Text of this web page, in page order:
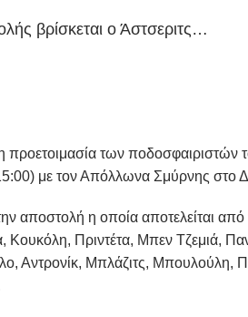
βρίσκεται ο Άστσεριτς…
των ποδοσφαιριστών
με τον Απόλλωνα Σμύρνης στο
αποστολή η οποία αποτελείται από
Πριντέτα, Μπεν Τζεμιά,
Αντρονίκ, Μπλάζιτς, Μπουλούλη,